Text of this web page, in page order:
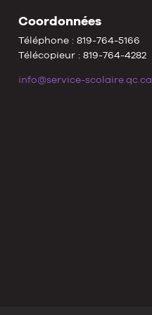
Coordonnées
Téléphone : 819-764-5166
Télécopieur : 819-764-4282
info@service-scolaire.qc.ca